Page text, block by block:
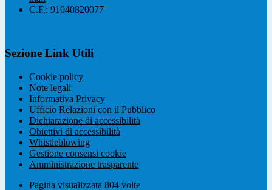
C.F.: 91040820077
Sezione Link Utili
Cookie policy
Note legali
Informativa Privacy
Ufficio Relazioni con il Pubblico
Dichiarazione di accessibilità
Obiettivi di accessibilità
Whistleblowing
Gestione consensi cookie
Amministrazione trasparente
Pagina visualizzata 804 volte